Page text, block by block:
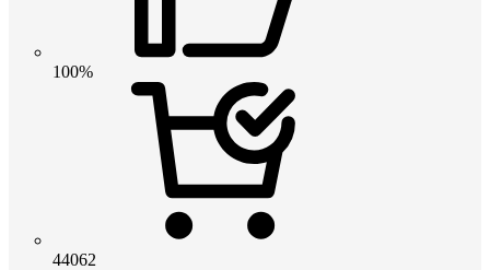
100%
44062